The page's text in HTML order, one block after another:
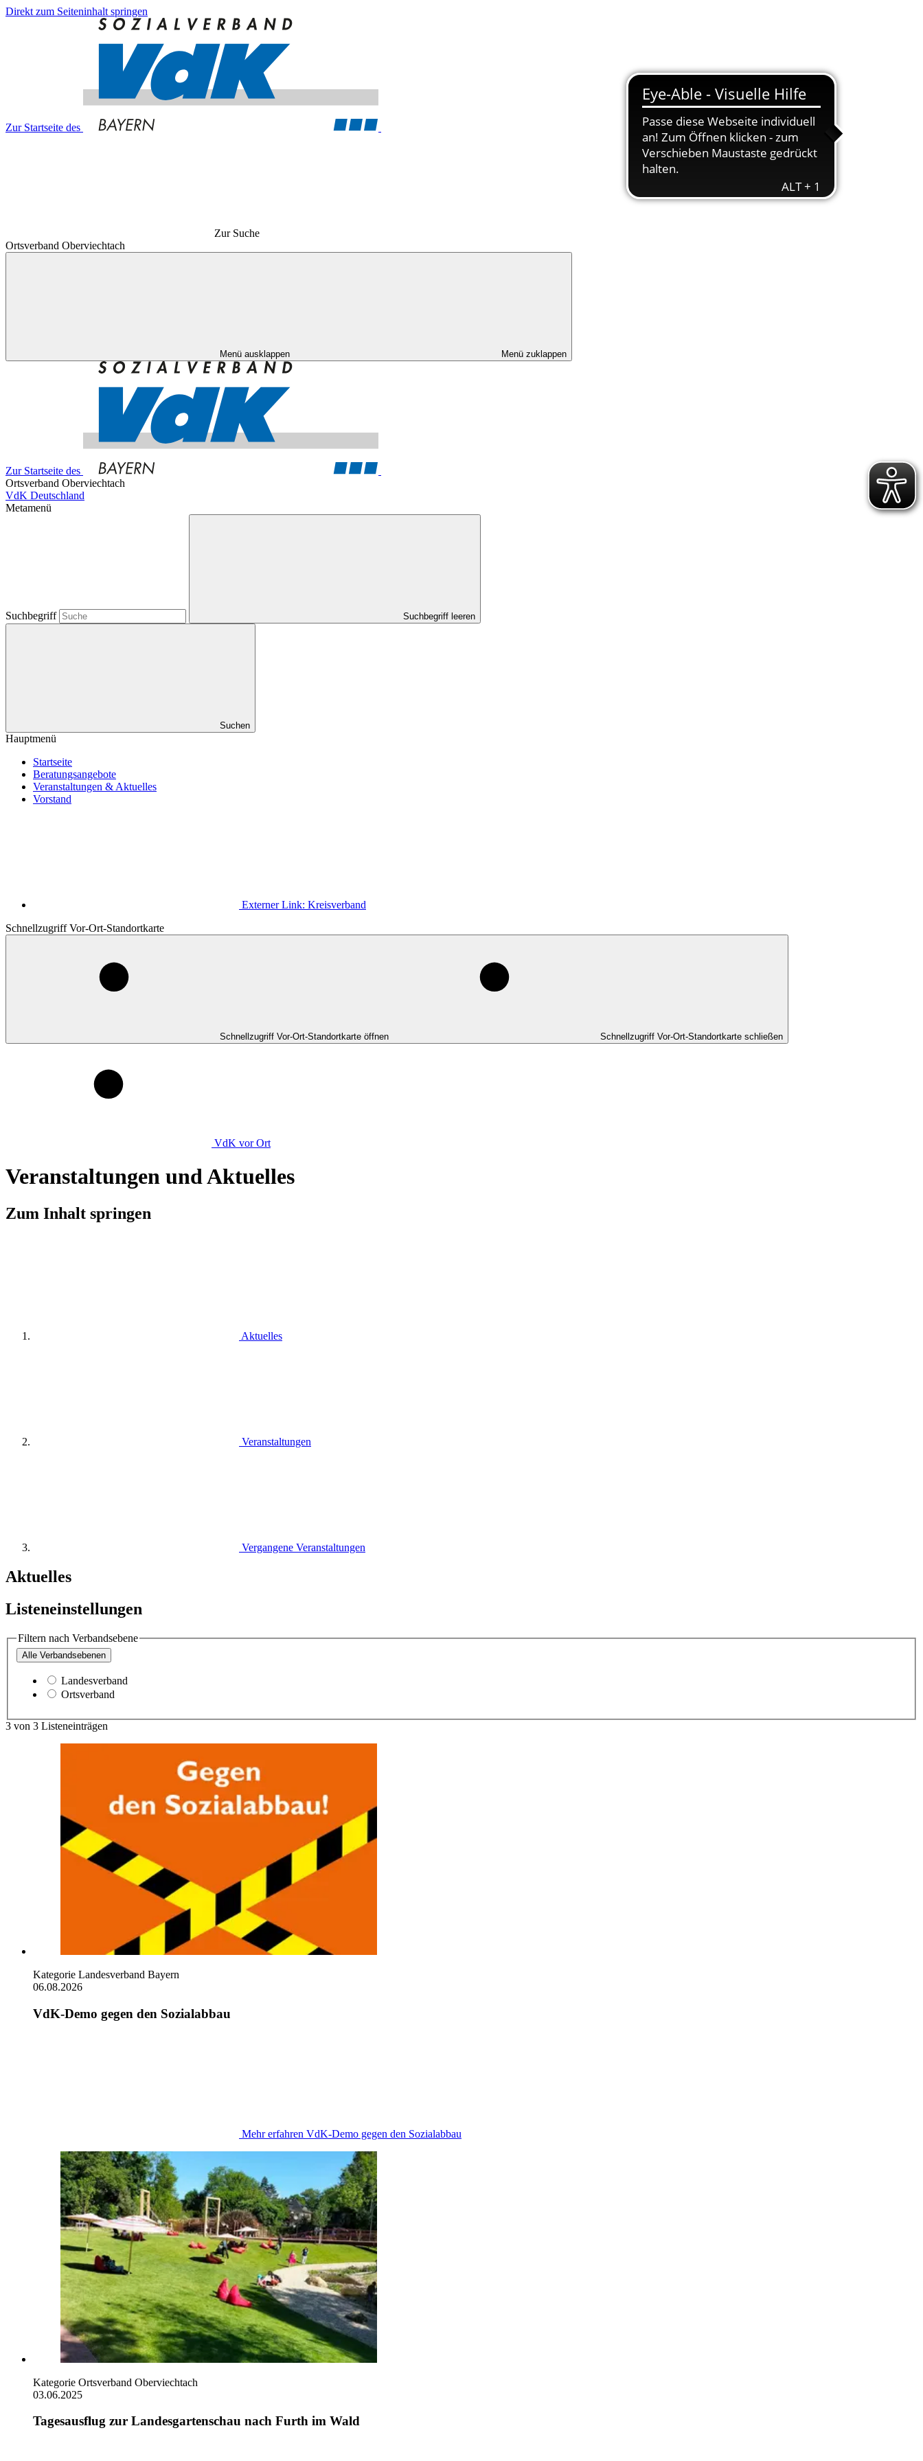
Direkt zum Seiteninhalt springen
Zur Startseite des
Zur Suche
Ortsverband Oberviechtach
Menü ausklappen Menü zuklappen
Zur Startseite des
Ortsverband Oberviechtach
VdK Deutschland
Metamenü
Suchbegriff Suchbegriff leeren
Suchen
Hauptmenü
Startseite
Beratungsangebote
Veranstaltungen & Aktuelles
Vorstand
Externer Link: Kreisverband
Schnellzugriff Vor-Ort-Standortkarte
Schnellzugriff Vor-Ort-Standortkarte öffnen Schnellzugriff Vor-Ort-Standortkarte schließen
VdK vor Ort
Veranstaltungen und Aktuelles
Zum Inhalt springen
Aktuelles
Veranstaltungen
Vergangene Veranstaltungen
Aktuelles
Listeneinstellungen
Filtern nach Verbandsebene
Alle Verbandsebenen
Landesverband
Ortsverband
3 von 3 Listeneinträgen
Kategorie Landesverband Bayern
06.08.2026
VdK-Demo gegen den Sozialabbau
Mehr erfahren VdK-Demo gegen den Sozialabbau
Kategorie Ortsverband Oberviechtach
03.06.2025
Tagesausflug zur Landesgartenschau nach Furth im Wald